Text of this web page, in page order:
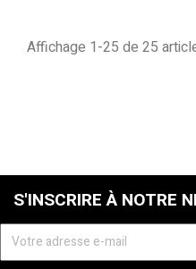
Affichage 1-25 de 25
S'INSCRIRE À NOTRE